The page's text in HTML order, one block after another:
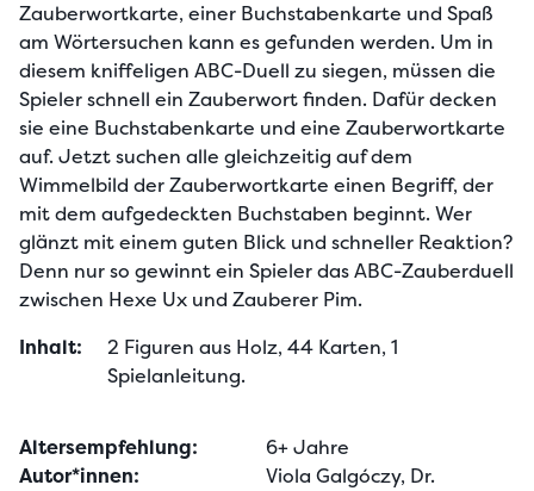
Zauberwortkarte, einer Buchstabenkarte und Spaß
am Wörtersuchen kann es gefunden werden. Um in
diesem kniffeligen ABC-Duell zu siegen, müssen die
Spieler schnell ein Zauberwort finden. Dafür decken
sie eine Buchstabenkarte und eine Zauberwortkarte
auf. Jetzt suchen alle gleichzeitig auf dem
Wimmelbild der Zauberwortkarte einen Begriff, der
mit dem aufgedeckten Buchstaben beginnt. Wer
glänzt mit einem guten Blick und schneller Reaktion?
Denn nur so gewinnt ein Spieler das ABC-Zauberduell
zwischen Hexe Ux und Zauberer Pim.
Inhalt:
2 Figuren aus Holz, 44 Karten, 1
Spielanleitung.
Altersempfehlung:
6+ Jahre
Autor*innen:
Viola Galgóczy, Dr.